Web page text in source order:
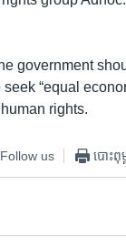
government
“equal
rights.
Follow us បោះពុម្